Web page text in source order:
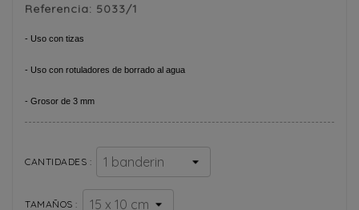
Referencia: 5033/1
- Uso con tizas
- Uso con rotuladores de borrado al agua
- Grosor de 3 mm
CANTIDADES :
TAMAÑOS :